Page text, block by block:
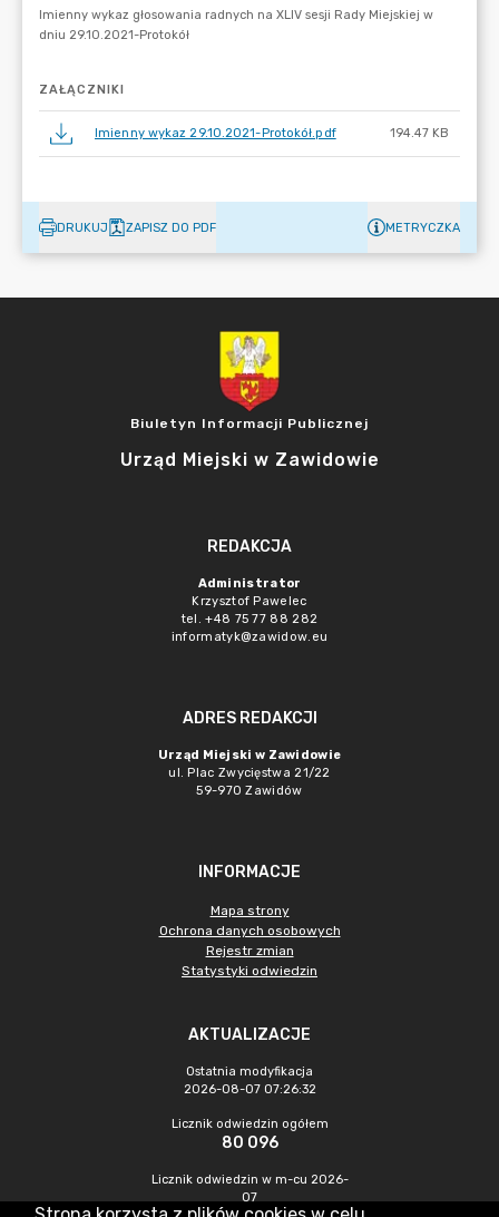
ZAŁĄCZNIKI
Imienny wykaz 29.10.2021-Protokół.pdf 194.47 KB
DRUKUJ ZAPISZ DO PDF METRYCZKA
Biuletyn Informacji Publicznej
Urząd Miejski w Zawidowie
REDAKCJA
Administrator
Krzysztof Pawelec
tel. +48 75 77 88 282
informatyk@zawidow.eu
ADRES REDAKCJI
Urząd Miejski w Zawidowie
ul. Plac Zwycięstwa 21/22
59-970 Zawidów
INFORMACJE
Mapa strony
Ochrona danych osobowych
Rejestr zmian
Statystyki odwiedzin
AKTUALIZACJE
Ostatnia modyfikacja
2026-08-07 07:26:32
Licznik odwiedzin ogółem
80 096
Licznik odwiedzin w m-cu 2026-
07